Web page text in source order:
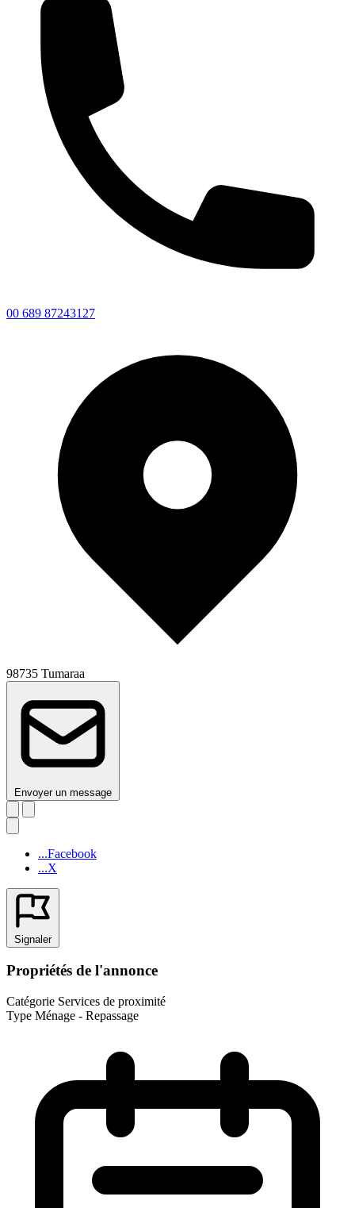
00 689 87243127
98735 Tumaraa
Envoyer un message
...Facebook
...X
Signaler
Propriétés de l'annonce
Catégorie Services de proximité
Type Ménage - Repassage